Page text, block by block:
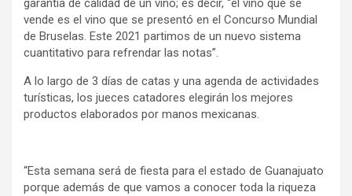
garantía de calidad de un vino; es decir, “el vino que se
vende es el vino que se presentó en el Concurso Mundial
de Bruselas. Este 2021 partimos de un nuevo sistema
cuantitativo para refrendar las notas”.
A lo largo de 3 días de catas y una agenda de actividades
turísticas, los jueces catadores elegirán los mejores
productos elaborados por manos mexicanas.
“Esta semana será de fiesta para el estado de Guanajuato
porque además de que vamos a conocer toda la riqueza